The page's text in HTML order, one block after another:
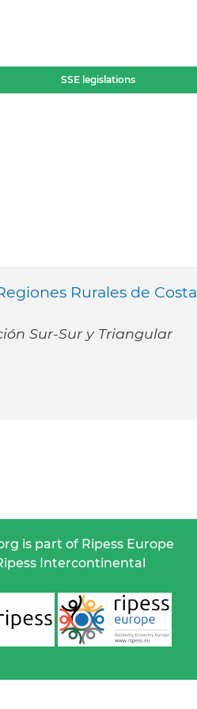
SSE legislations
Rurales de Costa
Sur-Sur y Triangular
is part of Ripess Europe
Intercontinental